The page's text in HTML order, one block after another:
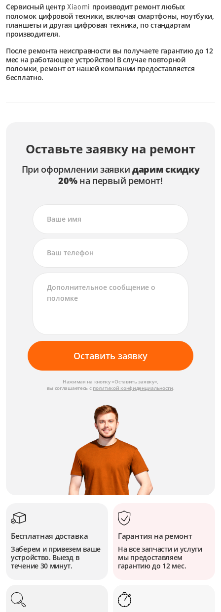
Сервисный центрXiaomi производит ремонт любых
поломок цифровой техники, включая смартфоны, ноутбуки,
планшеты и другая цифровая техника, по стандартам
производителя.
После ремонта неисправности вы получаете гарантию до 12
мес на работающее устройство! В случае повторной
поломки, ремонт от нашей компании предоставляется
бесплатно.
Оставьте заявку на ремонт
При оформлении заявки дарим скидку
20%на первый ремонт!
Оставить заявку
Нажимая на кнопку «Оставить заявку»,
вы соглашаетесь с политикой конфиденциальности.
Бесплатная доставка
Заберем и привезем ваше
устройство. Выезд в
течение 30 минут.
Гарантия на ремонт
На все запчасти и услуги
мы предоставляем
гарантию до 12 мес.